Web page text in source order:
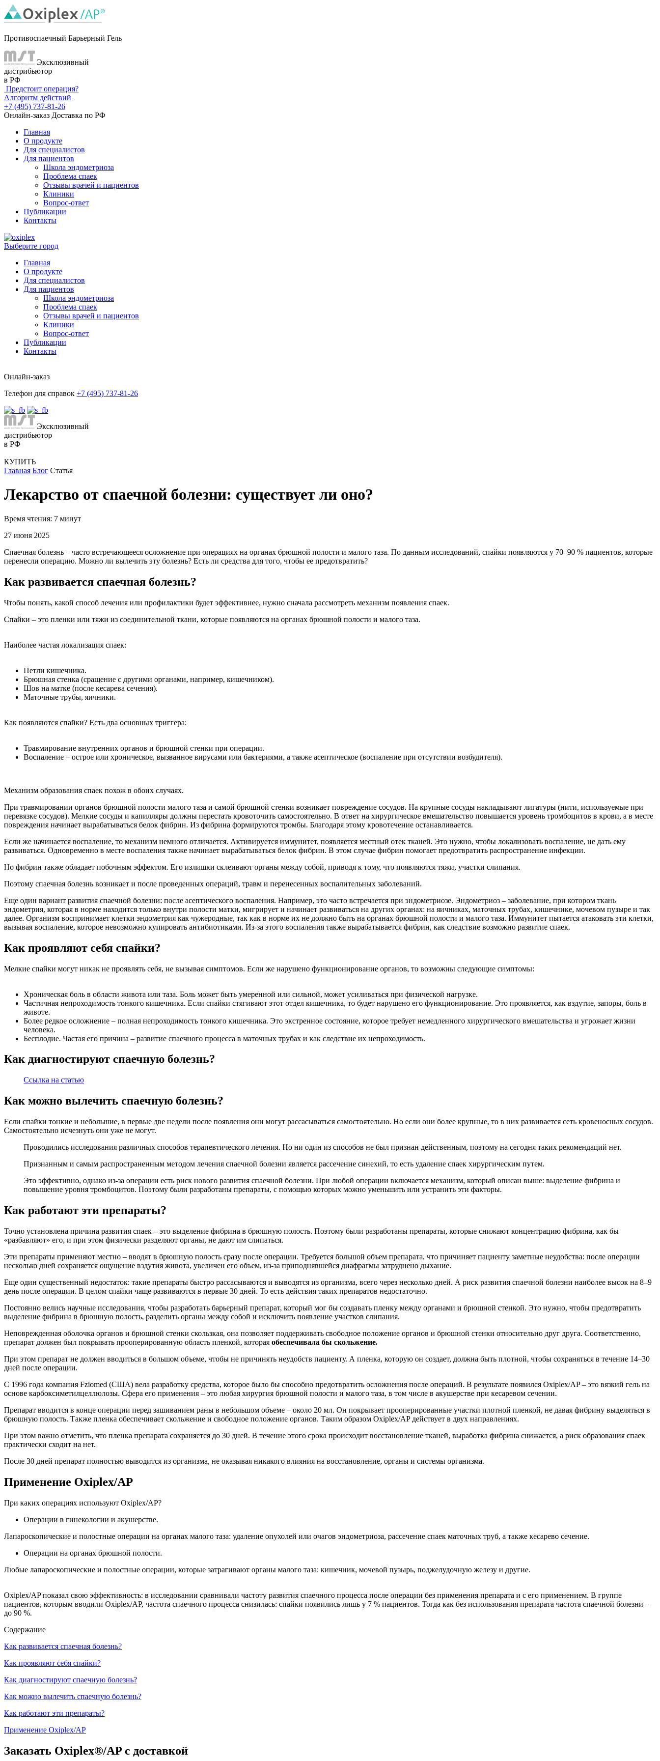
Противоспаечный Барьерный Гель
Эксклюзивный
дистрибьютор
в РФ
Предстоит операция?
Алгоритм действий
+7 (495) 737-81-26
Онлайн-заказ Доставка по РФ
Главная
О продукте
Для специалистов
Для пациентов
Школа эндометриоза
Проблема спаек
Отзывы врачей и пациентов
Клиники
Вопрос-ответ
Публикации
Контакты
Выберите город
Главная
О продукте
Для специалистов
Для пациентов
Школа эндометриоза
Проблема спаек
Отзывы врачей и пациентов
Клиники
Вопрос-ответ
Публикации
Контакты
Онлайн-заказ
Телефон для справок +7 (495) 737-81-26
Эксклюзивный
дистрибьютор
в РФ
КУПИТЬ
Главная Блог Статья
Лекарство от спаечной болезни: существует ли оно?
Время чтения: 7 минут
27 июня 2025
Спаечная болезнь – часто встречающееся осложнение при операциях на органах брюшной полости и малого таза. По данным исследований, спайки появляются у 70–90 % пациентов, которые
перенесли операцию. Можно ли вылечить эту болезнь? Есть ли средства для того, чтобы ее предотвратить?
Как развивается спаечная болезнь?
Чтобы понять, какой способ лечения или профилактики будет эффективнее, нужно сначала рассмотреть механизм появления спаек.
Спайки – это пленки или тяжи из соединительной ткани, которые появляются на органах брюшной полости и малого таза.
Наиболее частая локализация спаек:
Петли кишечника.
Брюшная стенка (сращение с другими органами, например, кишечником).
Шов на матке (после кесарева сечения).
Маточные трубы, яичники.
Как появляются спайки? Есть два основных триггера:
Травмирование внутренних органов и брюшной стенки при операции.
Воспаление – острое или хроническое, вызванное вирусами или бактериями, а также асептическое (воспаление при отсутствии возбудителя).
Механизм образования спаек похож в обоих случаях.
При травмировании органов брюшной полости малого таза и самой брюшной стенки возникает повреждение сосудов. На крупные сосуды накладывают лигатуры (нити, используемые при
перевязке сосудов). Мелкие сосуды и капилляры должны перестать кровоточить самостоятельно. В ответ на хирургическое вмешательство повышается уровень тромбоцитов в крови, а в месте
повреждения начинает вырабатываться белок фибрин. Из фибрина формируются тромбы. Благодаря этому кровотечение останавливается.
Если же начинается воспаление, то механизм немного отличается. Активируется иммунитет, появляется местный отек тканей. Это нужно, чтобы локализовать воспаление, не дать ему
развиваться. Одновременно в месте воспаления также начинает вырабатываться белок фибрин. В этом случае фибрин помогает предотвратить распространение инфекции.
Но фибрин также обладает побочным эффектом. Его излишки склеивают органы между собой, приводя к тому, что появляются тяжи, участки слипания.
Поэтому спаечная болезнь возникает и после проведенных операций, травм и перенесенных воспалительных заболеваний.
Еще один вариант развития спаечной болезни: после асептического воспаления. Например, это часто встречается при эндометриозе. Эндометриоз – заболевание, при котором ткань
эндометрия, которая в норме находится только внутри полости матки, мигрирует и начинает развиваться на других органах: на яичниках, маточных трубах, кишечнике, мочевом пузыре и так
далее. Организм воспринимает клетки эндометрия как чужеродные, так как в норме их не должно быть на органах брюшной полости и малого таза. Иммунитет пытается атаковать эти клетки,
вызывая воспаление, которое невозможно купировать антибиотиками. Из-за этого воспаления также вырабатывается фибрин, как следствие возможно развитие спаек.
Как проявляют себя спайки?
Мелкие спайки могут никак не проявлять себя, не вызывая симптомов. Если же нарушено функционирование органов, то возможны следующие симптомы:
Хроническая боль в области живота или таза. Боль может быть умеренной или сильной, может усиливаться при физической нагрузке.
Частичная непроходимость тонкого кишечника. Если спайки стягивают этот отдел кишечника, то будет нарушено его функционирование. Это проявляется, как вздутие, запоры, боль в
животе.
Более редкое осложнение – полная непроходимость тонкого кишечника. Это экстренное состояние, которое требует немедленного хирургического вмешательства и угрожает жизни
человека.
Бесплодие. Частая его причина – развитие спаечного процесса в маточных трубах и как следствие их непроходимость.
Как диагностируют спаечную болезнь?
Ссылка на статью
Как можно вылечить спаечную болезнь?
Если спайки тонкие и небольшие, в первые две недели после появления они могут рассасываться самостоятельно. Но если они более крупные, то в них развивается сеть кровеносных сосудов.
Самостоятельно исчезнуть они уже не могут.
Проводились исследования различных способов терапевтического лечения. Но ни один из способов не был признан действенным, поэтому на сегодня таких рекомендаций нет.
Признанным и самым распространенным методом лечения спаечной болезни является рассечение синехий, то есть удаление спаек хирургическим путем.
Это эффективно, однако из-за операции есть риск нового развития спаечной болезни. При любой операции включается механизм, который описан выше: выделение фибрина и
повышение уровня тромбоцитов. Поэтому были разработаны препараты, с помощью которых можно уменьшить или устранить эти факторы.
Как работают эти препараты?
Точно установлена причина развития спаек – это выделение фибрина в брюшную полость. Поэтому были разработаны препараты, которые снижают концентрацию фибрина, как бы
«разбавляют­» его, и при этом физически разделяют органы, не дают им слипаться.
Эти препараты применяют местно – вводят в брюшную полость сразу после операции. Требуется большой объем препарата, что причиняет пациенту заметные неудобства: после операции
несколько дней сохраняется ощущение вздутия живота, увеличен его объем, из-за приподнявшейся диафрагмы затруднено дыхание.
Еще один существенный недостаток: такие препараты быстро рассасываются и выводятся из организма, всего через несколько дней. А риск развития спаечной болезни наиболее высок на 8–9
день после операции. В целом спайки чаще развиваются в первые 30 дней. То есть действия таких препаратов недостаточно.
Постоянно велись научные исследования, чтобы разработать барьерный препарат, который мог бы создавать пленку между органами и брюшной стенкой. Это нужно, чтобы предотвратить
выделение фибрина в брюшную полость, разделить органы между собой и исключить появление участков слипания.
Неповрежденная оболочка органов и брюшной стенки скользкая, она позволяет поддерживать свободное положение органов и брюшной стенки относительно друг друга. Соответственно,
препарат должен был покрывать прооперированную область пленкой, которая обеспечивала бы скольжение.
При этом препарат не должен вводиться в большом объеме, чтобы не причинять неудобств пациенту. А пленка, которую он создает, должна быть плотной, чтобы сохраняться в течение 14–30
дней после операции.
С 1996 года компания Fziomed (США) вела разработку средства, которое было бы способно предотвратить осложнения после операций. В результате появился Oxiplex/AP – это вязкий гель на
основе карбоксиметилцеллюлозы. Сфера его применения – это любая хирургия брюшной полости и малого таза, в том числе в акушерстве при кесаревом сечении.
Препарат вводится в конце операции перед зашиванием раны в небольшом объеме – около 20 мл. Он покрывает прооперированные участки плотной пленкой, не давая фибрину выделяться в
брюшную полость. Также пленка обеспечивает скольжение и свободное положение органов. Таким образом Oxiplex/AP действует в двух направлениях.
При этом важно отметить, что пленка препарата сохраняется до 30 дней. В течение этого срока происходит восстановление тканей, выработка фибрина снижается, а риск образования спаек
практически сходит на нет.
После 30 дней препарат полностью выводится из организма, не оказывая никакого влияния на восстановление, органы и системы организма.
Применение Oxiplex/AP
При каких операциях используют Oxiplex/AP?
Операции в гинекологии и акушерстве.
Лапароскопические и полостные операции на органах малого таза: удаление опухолей или очагов эндометриоза, рассечение спаек маточных труб, а также кесарево сечение.
Операции на органах брюшной полости.
Любые лапароскопические и полостные операции, которые затрагивают органы малого таза: кишечник, мочевой пузырь, поджелудочную железу и другие.
Oxiplex/AP показал свою эффективность: в исследовании сравнивали частоту развития спаечного процесса после операции без применения препарата и с его применением. В группе
пациентов, которым вводили Oxiplex/AP, частота спаечного процесса снизилась: спайки появились лишь у 7 % пациентов. Тогда как без использования препарата частота спаечной болезни –
до 90 %.
Содержание
Как развивается спаечная болезнь?
Как проявляют себя спайки?
Как диагностируют спаечную болезнь?
Как можно вылечить спаечную болезнь?
Как работают эти препараты?
Применение Oxiplex/AP
Заказать Oxiplex®/AP с доставкой